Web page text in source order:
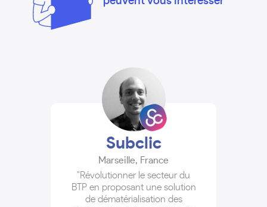
Subclic
Marseille, France
"Révolutionner le secteur du
BTP en proposant une solution
de dématérialisation des